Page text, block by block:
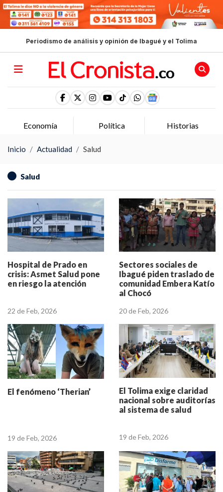
Periodismo de análisis y opinión de Ibagué y el Tolima
Economía Política Historias
Inicio Actualidad Salud
Salud
Hospital de Prado en
crisis: Asmet Salud pone
en riesgo la atención
22 de Feb, 2026
Sectores sociales de
Ibagué piden traslado de
comunidad Embera Katío
al Chocó
20 de Feb, 2026
El fenómeno ‘Therian’
19 de Feb, 2026
El Tolima exige claridad
nacional sobre auditorías
al sistema de salud
19 de Feb, 2026